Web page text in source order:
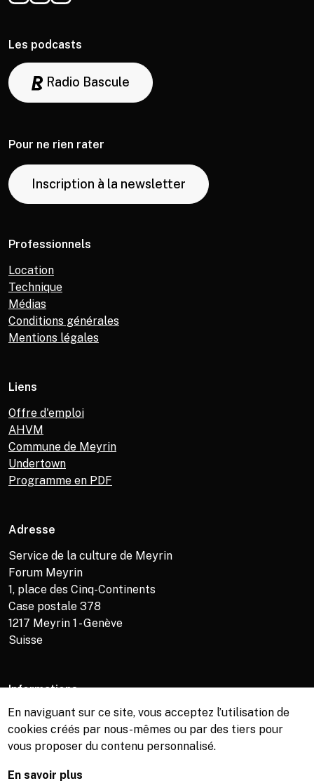
Les podcasts
Radio Bascule
Pour ne rien rater
Inscription à la newsletter
Professionnels
Location
Technique
Médias
Conditions générales
Mentions légales
Liens
Offre d'emploi
AHVM
Commune de Meyrin
Undertown
Programme en PDF
Adresse
Service de la culture de Meyrin
Forum Meyrin
1, place des Cinq-Continents
Case postale 378
1217 Meyrin 1 - Genève
Suisse
Informations
Service de la culture +41 (0)22 989 16 69
Billetterie +41 (0)22 989 34 34
Bibliothèque +41 (0)22 989 34 74
En naviguant sur ce site, vous acceptez l’utilisation de
cookies créés par nous-mêmes ou par des tiers pour
vous proposer du contenu personnalisé.
En savoir plus